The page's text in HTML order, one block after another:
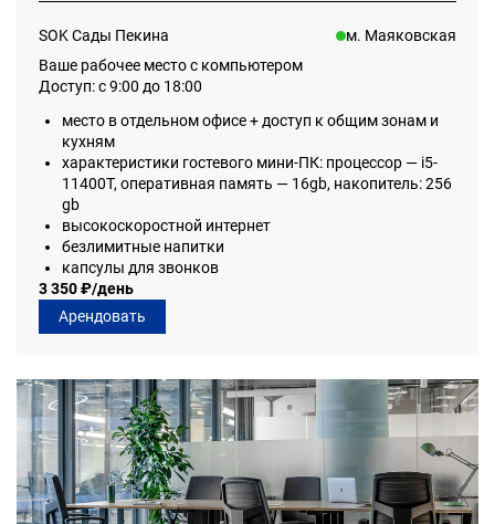
SOK Сады Пекина
м. Маяковская
Ваше рабочее место с компьютером
Доступ: с 9:00 до 18:00
место в отдельном офисе + доступ к общим зонам и
кухням
характеристики гостевого мини-ПК: процессор — i5-
11400T, оперативная память — 16gb, накопитель: 256
gb
высокоскоростной интернет
безлимитные напитки
капсулы для звонков
3 350 ₽/день
Арендовать